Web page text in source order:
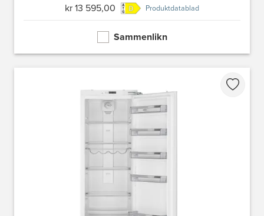
kr 13 595,00 Produktdatablad
Sammenlikn